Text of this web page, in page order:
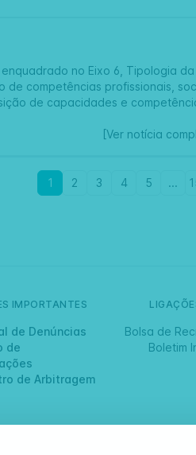
no Eixo 6, Tipologia da
de competências profissionais,
de capacidades e
[Ver notícia
1 2 3 4 5 ...
IMPORTANTES
de Denúncias
de
de Arbitragem
Bolsa de
Boletim